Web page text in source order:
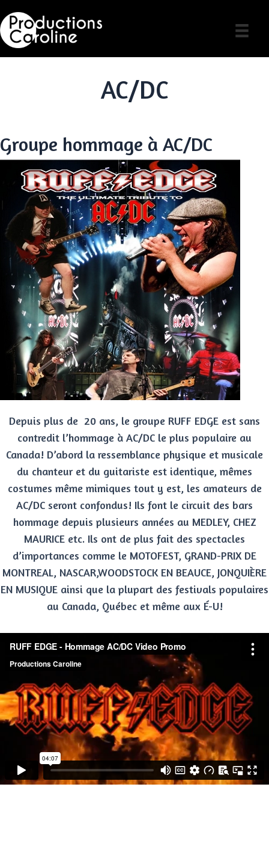
to
content
AC/DC
Groupe hommage à AC/DC
Depuis plus de 20 ans, le groupe RUFF EDGE est sans
contredit l’hommage à AC/DC le plus populaire au
Canada! D’abord la ressemblance physique et musicale
du chanteur et du guitariste est identique, mêmes
costumes même mimiques tout y est, les amateurs de
AC/DC seront confondus! Ils font le circuit des bars
hommage depuis plusieurs années au MEDLEY, CHEZ
MAURICE etc. Ils ont de plus fait des spectacles
d’importances comme le MOTOFEST, GRAND-PRIX DE
MONTREAL, NASCAR,WOODSTOCK EN BEAUCE, JONQUIÈRE
EN MUSIQUE ainsi que la plupart des festivals populaires
au Canada, Québec et même aux É-U!